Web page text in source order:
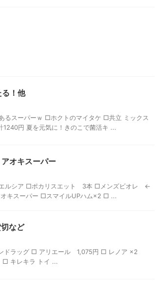
！他
るスーパーｗ □ホクトのマイタケ □共立 ミックス
円 夏を元気に！きのこで菌活キ ...
オキスーパー
エルシア □ポカリスエット 3本 □メンズビオレ ←
キスーパー □スマイルUPハム×2 □ ...
など
ドラッグ □ アリエール 1,075円 □ レノア ×2
□ キレキラ トイ ...